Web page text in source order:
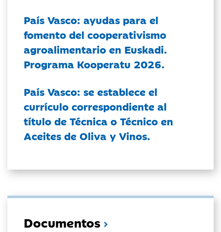
País Vasco: ayudas para el
fomento del cooperativismo
agroalimentario en Euskadi.
Programa Kooperatu 2026.
País Vasco: se establece el
currículo correspondiente al
título de Técnica o Técnico en
Aceites de Oliva y Vinos.
Documentos